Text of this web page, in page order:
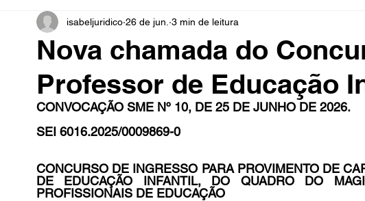
Legislação Notícias Espaço Cultural Notícias do Jurídico
Publicações do DOC Seminários Vencimentos CRM
Fique Ligado Publicações Sedin
congresso NOTI noticias
Nova chamada do
Professor de Educação
isabeljuridico 26 de jun. 3 min de leitura
CONVOCAÇÃO SME Nº 10, DE 25 DE JUNHO DE 2026.
SEI 6016.2025/0009869-0
CONCURSO DE INGRESSO PARA PROVIMENTO DE
DE EDUCAÇÃO INFANTIL, DO QUADRO DO
PROFISSIONAIS DE EDUCAÇÃO